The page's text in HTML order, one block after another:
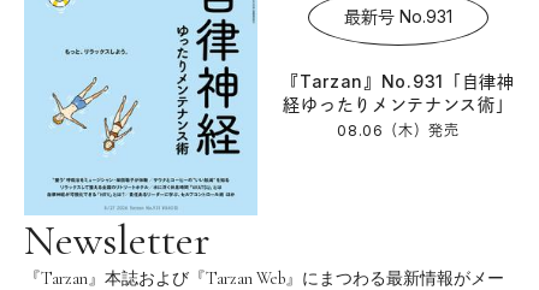
最新号 No.931
『Tarzan』No.931「自律神
経ゆったりメンテナンス術」
08.06（木）発売
Newsletter
『Tarzan』本誌および『Tarzan Web』にまつわる最新情報がメー